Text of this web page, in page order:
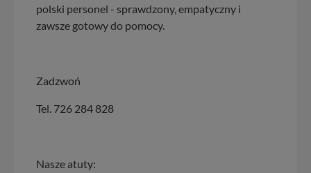
polski personel - sprawdzony, empatyczny i
zawsze gotowy do pomocy.
Zadzwoń
Tel. 726 284 828
Nasze atuty: